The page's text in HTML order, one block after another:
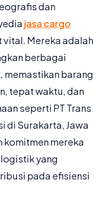
dan
jasa cargo
vital. Mereka adalah
berbagai
memastikan barang
tepat waktu, dan
seperti PT Trans
di Surakarta, Jawa
komitmen mereka
yang
pada efisiensi